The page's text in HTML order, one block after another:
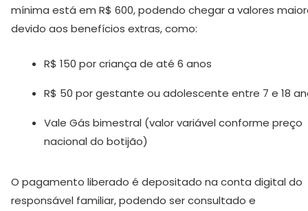
mínima está em R$ 600, podendo chegar a valores
devido aos benefícios extras, como:
R$ 150 por criança de até 6 anos
R$ 50 por gestante ou adolescente entre 7 e 18
Vale Gás bimestral (valor variável conforme preço
nacional do botijão)
O pagamento liberado é depositado na conta digital do
responsável familiar, podendo ser consultado e